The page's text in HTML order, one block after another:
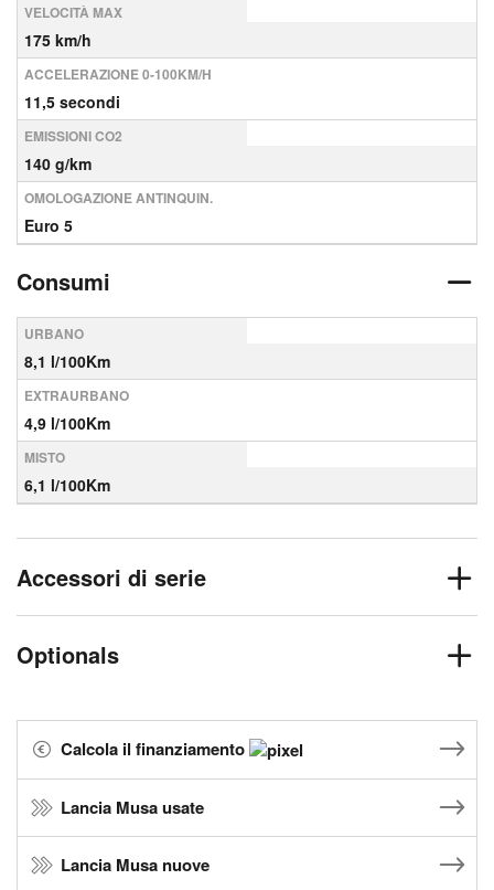
VELOCITÀ MAX
175 km/h
ACCELERAZIONE 0-100KM/H
11,5 secondi
EMISSIONI CO2
140 g/km
OMOLOGAZIONE ANTINQUIN.
Euro 5
Consumi
URBANO
8,1 l/100Km
EXTRAURBANO
4,9 l/100Km
MISTO
6,1 l/100Km
Accessori di serie
Optionals
Calcola il finanziamento
Lancia Musa usate
Lancia Musa nuove